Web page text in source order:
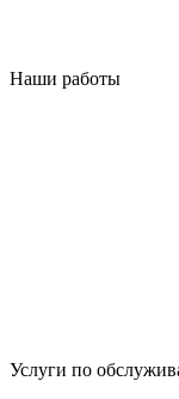
Наши работы
Услуги по